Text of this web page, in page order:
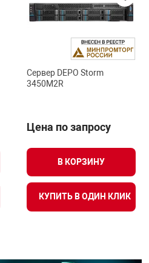
Сервер DEPO Storm
3450M2R
Цена по запросу
В КОРЗИНУ
КУПИТЬ В ОДИН КЛИК